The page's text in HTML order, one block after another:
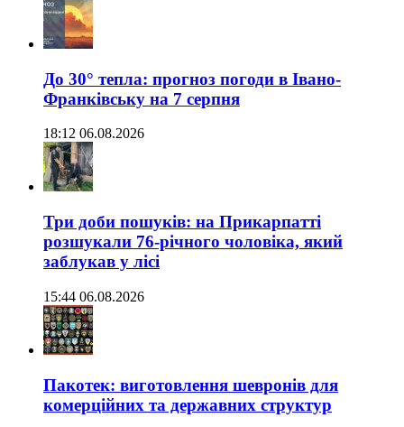
До 30° тепла: прогноз погоди в Івано-
Франківську на 7 серпня
18:12 06.08.2026
Три доби пошуків: на Прикарпатті
розшукали 76-річного чоловіка, який
заблукав у лісі
15:44 06.08.2026
Пакотек: виготовлення шевронів для
комерційних та державних структур